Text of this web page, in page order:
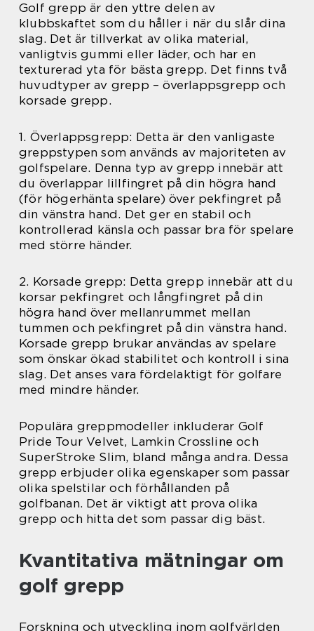
Golf grepp är den yttre delen av
klubbskaftet som du håller i när du slår dina
slag. Det är tillverkat av olika material,
vanligtvis gummi eller läder, och har en
texturerad yta för bästa grepp. Det finns två
huvudtyper av grepp – överlappsgrepp och
korsade grepp.
1. Överlappsgrepp: Detta är den vanligaste
greppstypen som används av majoriteten av
golfspelare. Denna typ av grepp innebär att
du överlappar lillfingret på din högra hand
(för högerhänta spelare) över pekfingret på
din vänstra hand. Det ger en stabil och
kontrollerad känsla och passar bra för spelare
med större händer.
2. Korsade grepp: Detta grepp innebär att du
korsar pekfingret och långfingret på din
högra hand över mellanrummet mellan
tummen och pekfingret på din vänstra hand.
Korsade grepp brukar användas av spelare
som önskar ökad stabilitet och kontroll i sina
slag. Det anses vara fördelaktigt för golfare
med mindre händer.
Populära greppmodeller inkluderar Golf
Pride Tour Velvet, Lamkin Crossline och
SuperStroke Slim, bland många andra. Dessa
grepp erbjuder olika egenskaper som passar
olika spelstilar och förhållanden på
golfbanan. Det är viktigt att prova olika
grepp och hitta det som passar dig bäst.
Kvantitativa mätningar om
golf grepp
Forskning och utveckling inom golfvärlden